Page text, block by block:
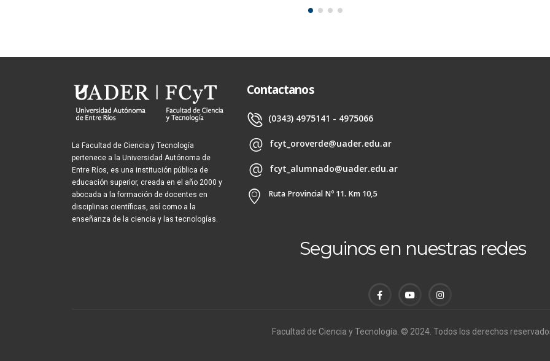
La Facultad de Ciencia y Tecnología
pertenece a la Universidad Autónoma de
Entre Ríos, es una institución pública de
educación superior, creada en el año 2000 y
abocada a la formación de docentes en
disciplinas científicas, así como a la
enseñanza de la ciencia y las tecnologías.
Contactanos
(0343) 4975141 - 4975066
fcyt_oroverde@uader.edu.ar
fcyt_alumnado@uader.edu.ar
Ruta Provincial Nº 11. Km 10,5
Seguinos en nuestras redes
Facultad de Ciencia y Tecnología. © 2024. Todos los derechos